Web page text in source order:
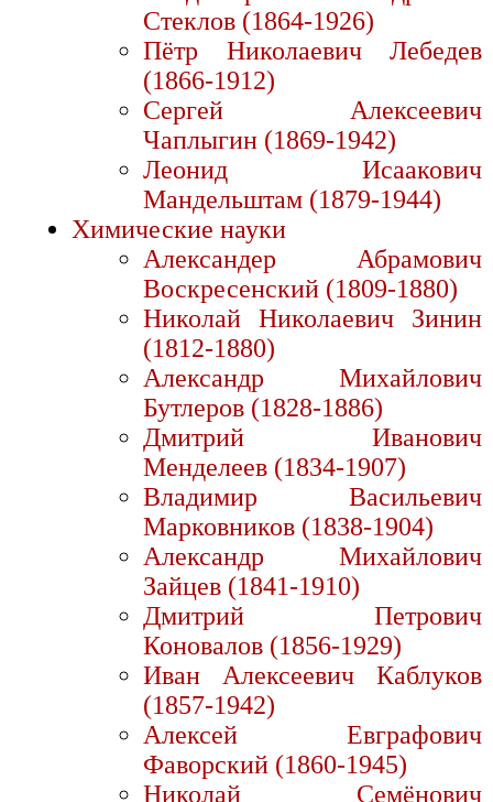
Стеклов (1864-1926)
Пётр Николаевич Лебедев
(1866-1912)
Сергей Алексеевич
Чаплыгин (1869-1942)
Леонид Исаакович
Мандельштам (1879-1944)
Химические науки
Александер Абрамович
Воскресенский (1809-1880)
Николай Николаевич Зинин
(1812-1880)
Александр Михайлович
Бутлеров (1828-1886)
Дмитрий Иванович
Менделеев (1834-1907)
Владимир Васильевич
Марковников (1838-1904)
Александр Михайлович
Зайцев (1841-1910)
Дмитрий Петрович
Коновалов (1856-1929)
Иван Алексеевич Каблуков
(1857-1942)
Алексей Евграфович
Фаворский (1860-1945)
Николай Семёнович